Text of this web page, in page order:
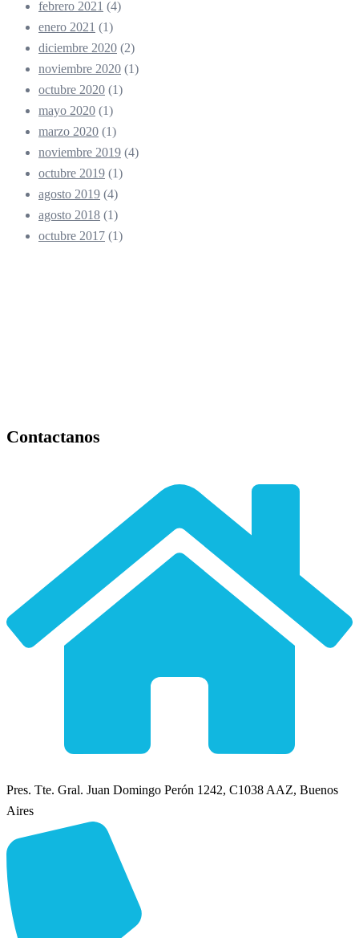
febrero 2021 (4)
enero 2021 (1)
diciembre 2020 (2)
noviembre 2020 (1)
octubre 2020 (1)
mayo 2020 (1)
marzo 2020 (1)
noviembre 2019 (4)
octubre 2019 (1)
agosto 2019 (4)
agosto 2018 (1)
octubre 2017 (1)
Contactanos
Pres. Tte. Gral. Juan Domingo Perón 1242, C1038 AAZ, Buenos
Aires